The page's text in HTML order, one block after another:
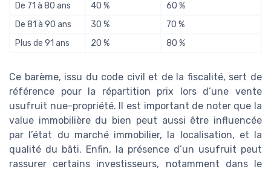
De 71 à 80 ans
40 %
60 %
De 81 à 90 ans
30 %
70 %
Plus de 91 ans
20 % 80 %
Ce barème, issu du code civil et de la fiscalité, sert de
référence pour la répartition prix lors d’une vente
usufruit nue-propriété. Il est important de noter que la
value immobilière du bien peut aussi être influencée
par l’état du marché immobilier, la localisation, et la
qualité du bâti. Enfin, la présence d’un usufruit peut
rassurer certains investisseurs, notamment dans le